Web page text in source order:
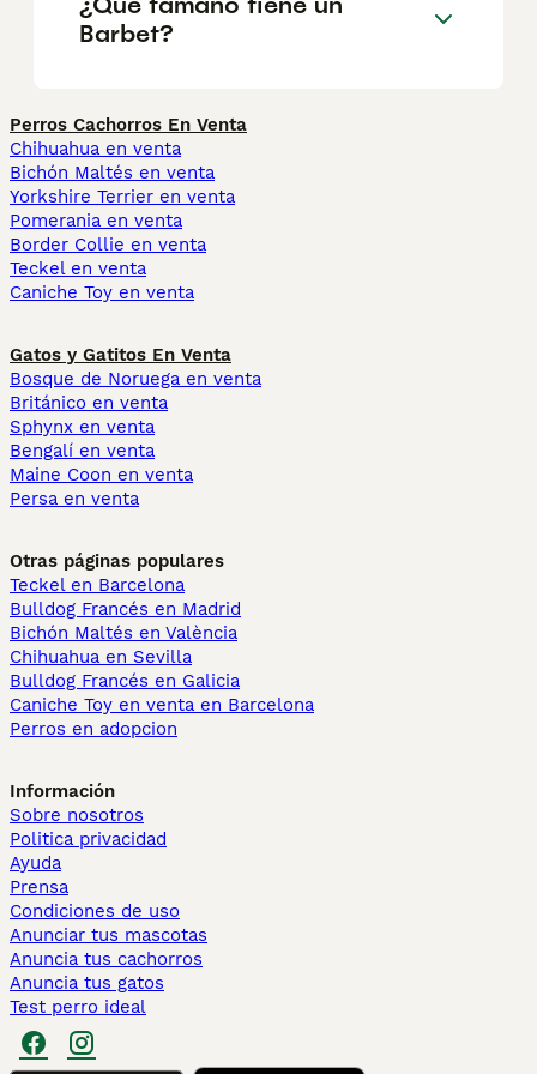
Barbet?
Perros Cachorros En Venta
Chihuahua en venta
Bichón Maltés en venta
Yorkshire Terrier en venta
Pomerania en venta
Border Collie en venta
Teckel en venta
Caniche Toy en venta
Gatos y Gatitos En Venta
Bosque de Noruega en venta
Británico en venta
Sphynx en venta
Bengalí en venta
Maine Coon en venta
Persa en venta
Otras páginas populares
Teckel en Barcelona
Bulldog Francés en Madrid
Bichón Maltés en València
Chihuahua en Sevilla
Bulldog Francés en Galicia
Caniche Toy en venta en Barcelona
Perros en adopcion
Información
Sobre nosotros
Politica privacidad
Ayuda
Prensa
Condiciones de uso
Anunciar tus mascotas
Anuncia tus cachorros
Anuncia tus gatos
Test perro ideal